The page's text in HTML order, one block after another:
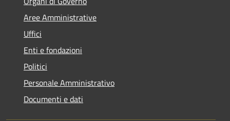
Aree Amministrative
Uffici
Enti e fondazioni
Politici
Personale Amministrativo
Documenti e dati